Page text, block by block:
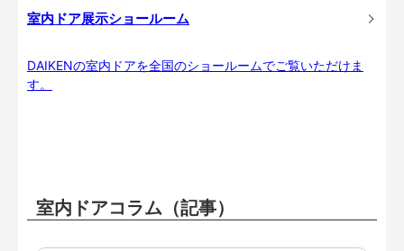
室内ドア展示ショールーム
DAIKENの室内ドアを全国のショールームでご覧いただけま
す。
室内ドアコラム（記事）